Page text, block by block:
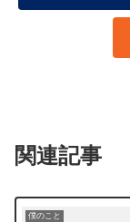
関連記事
僕のこと